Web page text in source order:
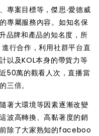
專案目標等，傑思‧愛德威
專屬服務內容。如知名保
品牌和產品的知名度，所
行合作，利用社群平台直
以及KOL本身的帶貨力等
50萬的觀看人次，直播當
三倍。
著大環境等因素逐漸改變
波高轉換、高黏著度的銷
除了大家熟知的faceboo